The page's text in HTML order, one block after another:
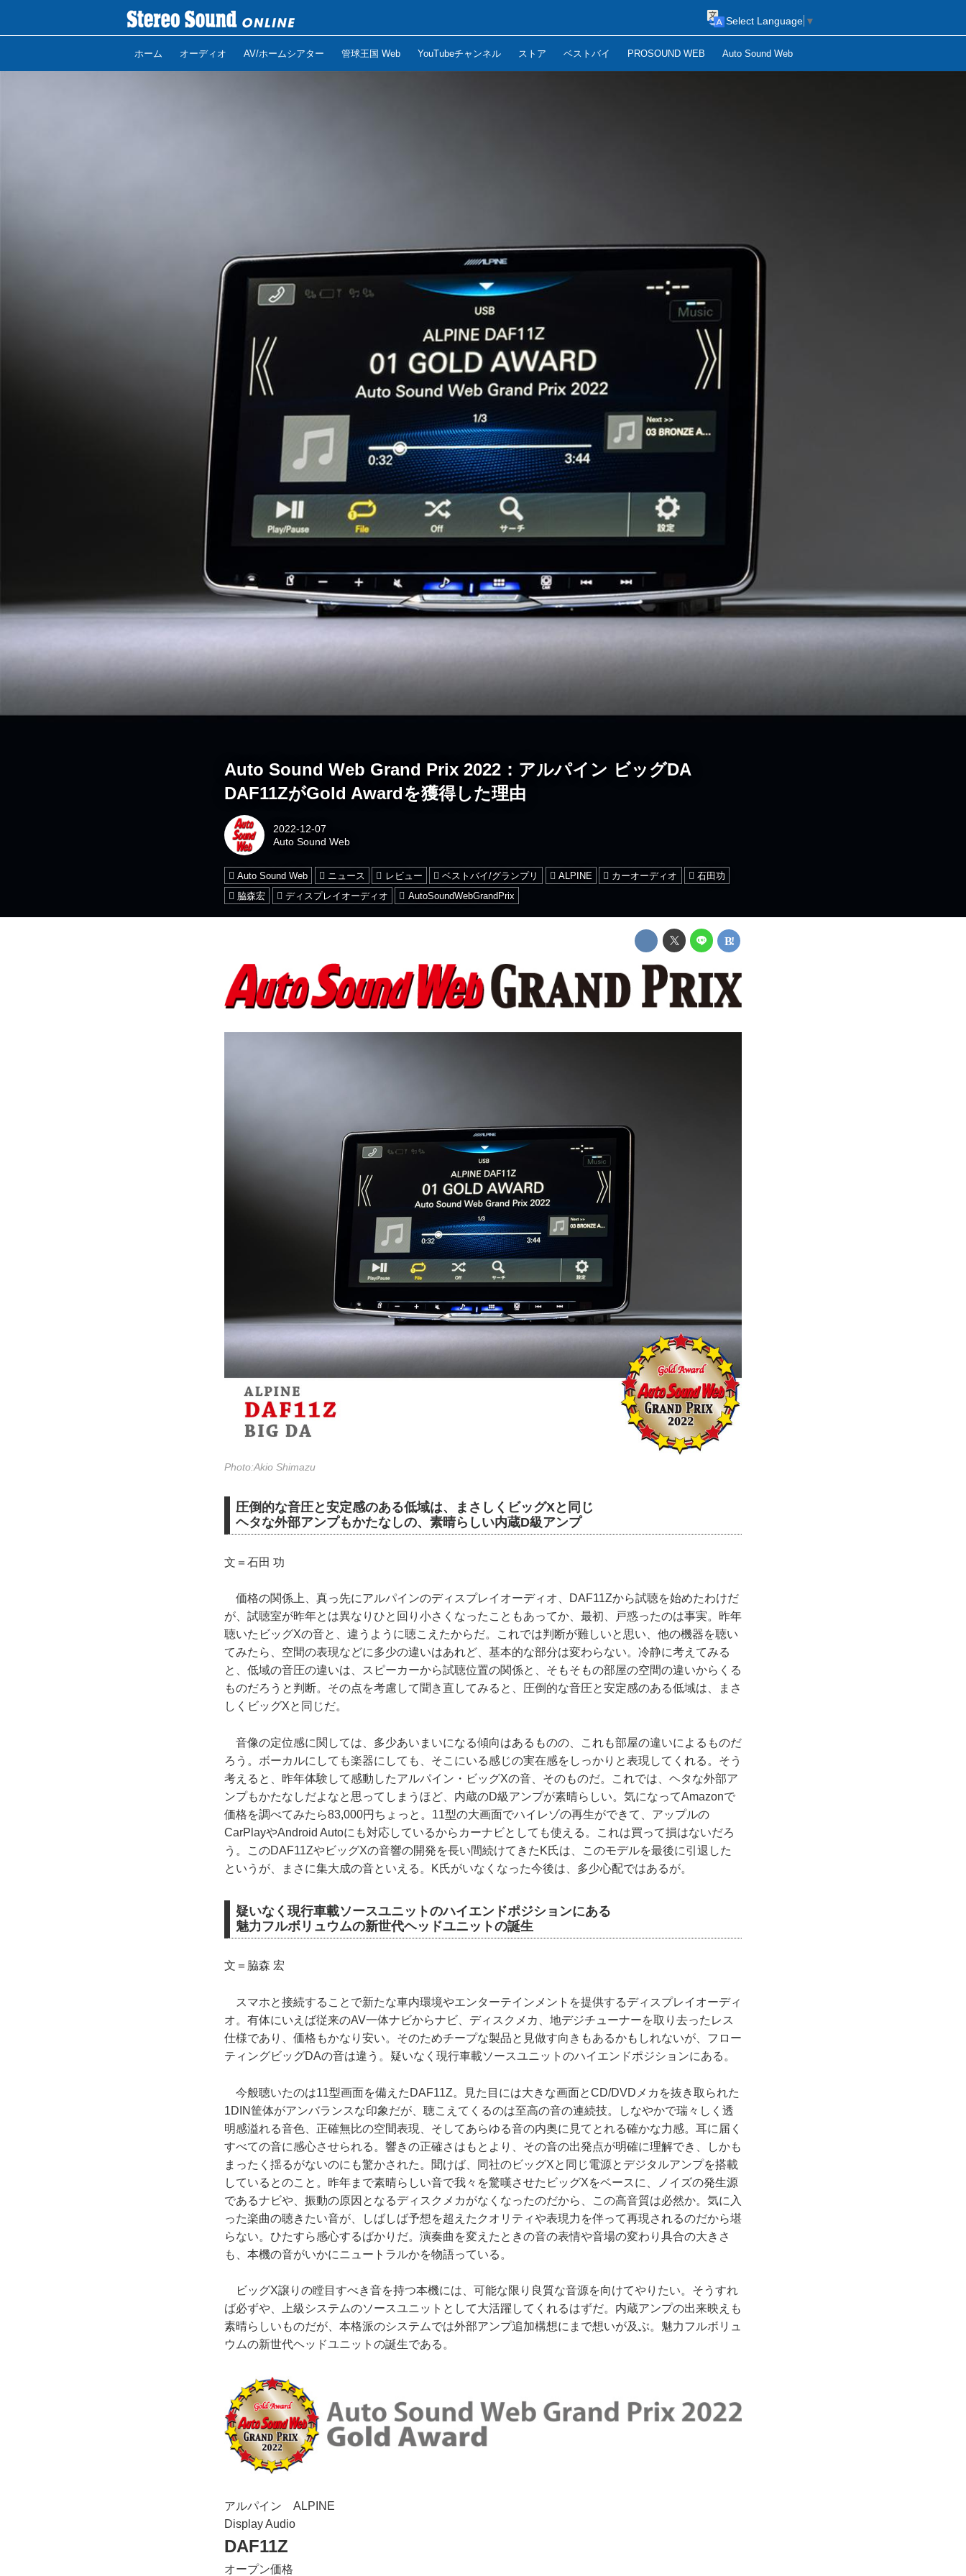
ホーム オーディオ AV/ホームシアター 管球王国 Web YouTubeチャンネル ストア ベストバイ PROSOUND WEB Auto Sound Web
Select Language ▼
Auto Sound Web Grand Prix 2022：アルパイン ビッグDA
DAF11ZがGold Awardを獲得した理由
2022-12-07
Auto Sound Web
Auto Sound Web ニュース レビュー ベストバイ/グランプリ ALPINE カーオーディオ
石田功
脇森宏
ディスプレイオーディオ AutoSoundWebGrandPrix
Photo:Akio Shimazu
圧倒的な音圧と安定感のある低域は、まさしくビッグXと同じ
ヘタな外部アンプもかたなしの、素晴らしい内蔵D級アンプ
文＝石田 功
価格の関係上、真っ先にアルパインのディスプレイオーディオ、DAF11Zから試聴を始めたわけだ
が、試聴室が昨年とは異なりひと回り小さくなったこともあってか、最初、戸惑ったのは事実。昨年
聴いたビッグXの音と、違うように聴こえたからだ。これでは判断が難しいと思い、他の機器を聴い
てみたら、空間の表現などに多少の違いはあれど、基本的な部分は変わらない。冷静に考えてみる
と、低域の音圧の違いは、スピーカーから試聴位置の関係と、そもそもの部屋の空間の違いからくる
ものだろうと判断。その点を考慮して聞き直してみると、圧倒的な音圧と安定感のある低域は、まさ
しくビッグXと同じだ。
音像の定位感に関しては、多少あいまいになる傾向はあるものの、これも部屋の違いによるものだ
ろう。ボーカルにしても楽器にしても、そこにいる感じの実在感をしっかりと表現してくれる。そう
考えると、昨年体験して感動したアルパイン・ビッグXの音、そのものだ。これでは、ヘタな外部ア
ンプもかたなしだよなと思ってしまうほど、内蔵のD級アンプが素晴らしい。気になってAmazonで
価格を調べてみたら83,000円ちょっと。11型の大画面でハイレゾの再生ができて、アップルの
CarPlayやAndroid Autoにも対応しているからカーナビとしても使える。これは買って損はないだろ
う。このDAF11ZやビッグXの音響の開発を長い間続けてきたK氏は、このモデルを最後に引退した
というが、まさに集大成の音といえる。K氏がいなくなった今後は、多少心配ではあるが。
疑いなく現行車載ソースユニットのハイエンドポジションにある
魅力フルボリュウムの新世代ヘッドユニットの誕生
文＝脇森 宏
スマホと接続することで新たな車内環境やエンターテインメントを提供するディスプレイオーディ
オ。有体にいえば従来のAV一体ナビからナビ、ディスクメカ、地デジチューナーを取り去ったレス
仕様であり、価格もかなり安い。そのためチープな製品と見做す向きもあるかもしれないが、フロー
ティングビッグDAの音は違う。疑いなく現行車載ソースユニットのハイエンドポジションにある。
今般聴いたのは11型画面を備えたDAF11Z。見た目には大きな画面とCD/DVDメカを抜き取られた
1DIN筐体がアンバランスな印象だが、聴こえてくるのは至高の音の連続技。しなやかで瑞々しく透
明感溢れる音色、正確無比の空間表現、そしてあらゆる音の内奥に見てとれる確かな力感。耳に届く
すべての音に感心させられる。響きの正確さはもとより、その音の出発点が明確に理解でき、しかも
まったく揺るがないのにも驚かされた。聞けば、同社のビッグXと同じ電源とデジタルアンプを搭載
しているとのこと。昨年まで素晴らしい音で我々を驚嘆させたビッグXをベースに、ノイズの発生源
であるナビや、振動の原因となるディスクメカがなくなったのだから、この高音質は必然か。気に入
った楽曲の聴きたい音が、しばしば予想を超えたクオリティや表現力を伴って再現されるのだから堪
らない。ひたすら感心するばかりだ。演奏曲を変えたときの音の表情や音場の変わり具合の大きさ
も、本機の音がいかにニュートラルかを物語っている。
ビッグX譲りの瞠目すべき音を持つ本機には、可能な限り良質な音源を向けてやりたい。そうすれ
ば必ずや、上級システムのソースユニットとして大活躍してくれるはずだ。内蔵アンプの出来映えも
素晴らしいものだが、本格派のシステムでは外部アンプ追加構想にまで想いが及ぶ。魅力フルボリュ
ウムの新世代ヘッドユニットの誕生である。
アルパイン ALPINE
Display Audio
DAF11Z
オープン価格